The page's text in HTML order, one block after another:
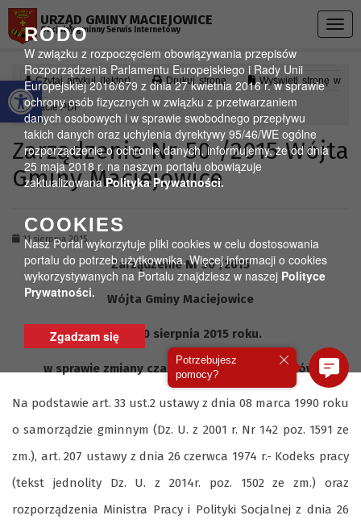
Otwórz pasek narzędzi
RODO
W związku z rozpoczęciem obowiązywania przepisów
Rozporządzenia Parlamentu Europejskiego i Rady Unii
Europejskiej 2016/679 z dnia 27 kwietnia 2016 r. w sprawie
ochrony osób fizycznych w związku z przetwarzaniem
danych osobowych i w sprawie swobodnego przepływu
takich danych oraz uchylenia dyrektywy 95/46/WE ogólne
rozporządzenie o ochronie danych, informujemy, że od dnia
25 maja 2018 r. na naszym portalu obowiązuje
zaktualizowanaPolityka Prywatności.
COOKIES
Nasz Portal wykorzytuje pliki cookies w celu dostosowania
portalu do potrzeb użytkownika. Więcej informacji o cookies
wykorzystywanych na Portalu znajdziesz w naszej Polityce
Prywatności.
Zgadzam się
URZĄD GMINY MACIEJOWICE
Oficjalny gminny Serwis Internetowy
Czytaj artykuł (lektor) Drukuj stronę Wyświetl stronę w
formacie PDF
Zarządzenie Nr 50 /2015 Wójta
Gminy Maciejowice
11 sierpnia 2015
Zarządzenie Nr 50 /2015
Wójta Gminy Maciejowice
z dnia 10 sierpnia 2015 roku.
w sprawie zmiany czasu pracy na okres upałów.
Na podstawie art. 33 ust.2 ustawy z dnia 08 marca 1990 roku
o samorządzie gminnym (Dz. U. z 2001 r. Nr 142 poz. 1591 ze
zm.), art. 207 ustawy z dnia 26 czerwca 1974 r.- Kodeks pracy
(tekst jednolity Dz. U. z 2014r. poz. 1502 ze zm.) oraz
rozporządzenia Ministra Pracy i Polityki Socjalnej z dnia 26
Potrzebujesz
pomocy?